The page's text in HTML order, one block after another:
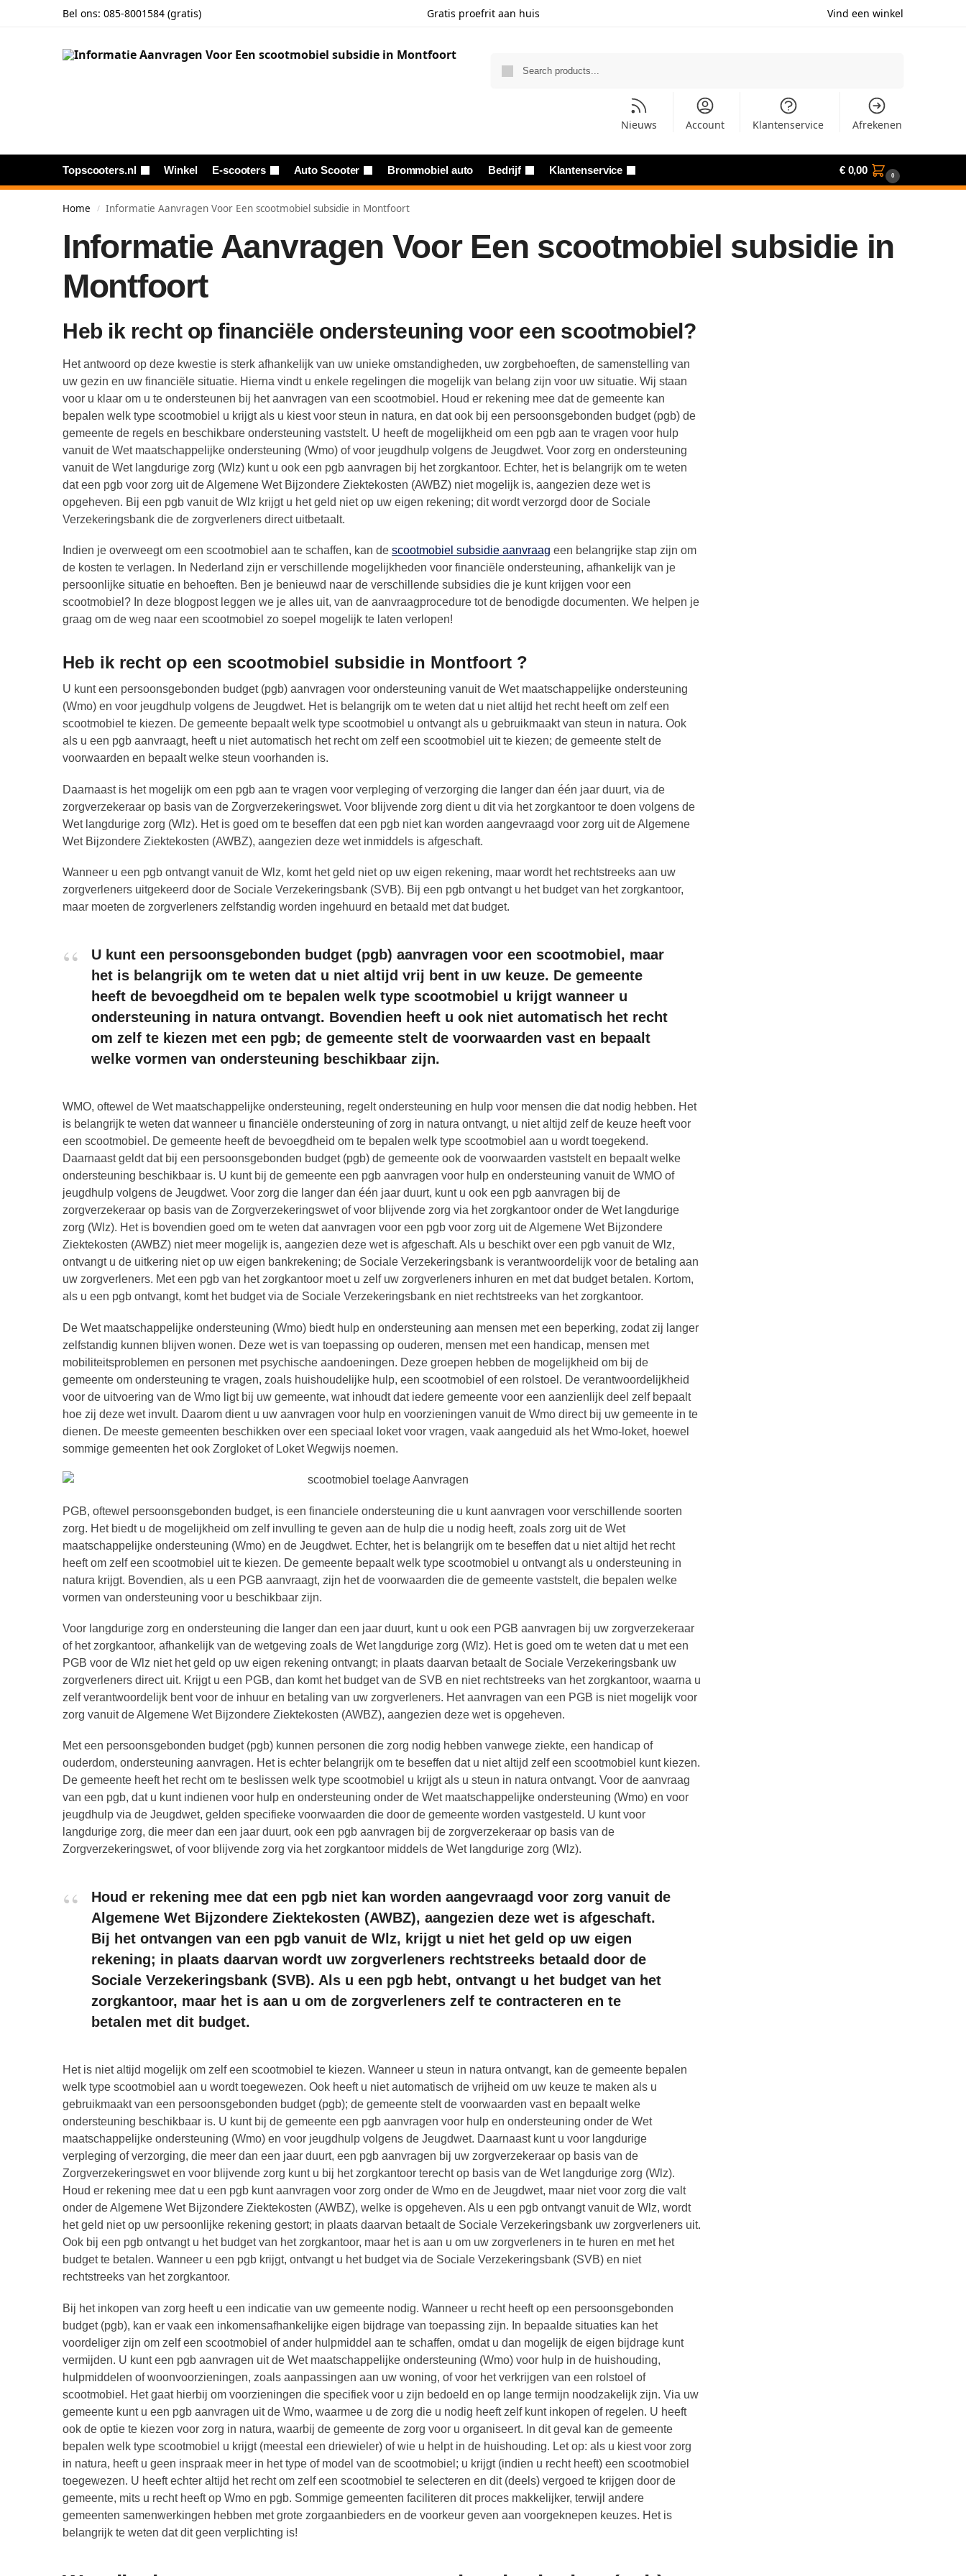
Bel ons: 085-8001584 (gratis) Gratis proefrit aan huis Vind een winkel
Nieuws Account Klantenservice Afrekenen
Topscooters.nl Winkel E-scooters Auto Scooter Brommobiel auto Bedrijf Klantenservice €0,00 0
Home / Informatie Aanvragen Voor Een scootmobiel subsidie in Montfoort
Informatie Aanvragen Voor Een scootmobiel subsidie in
Montfoort
Heb ik recht op financiële ondersteuning voor een scootmobiel?
Het antwoord op deze kwestie is sterk afhankelijk van uw unieke omstandigheden, uw zorgbehoeften, de samenstelling van
uw gezin en uw financiële situatie. Hierna vindt u enkele regelingen die mogelijk van belang zijn voor uw situatie. Wij staan
voor u klaar om u te ondersteunen bij het aanvragen van een scootmobiel. Houd er rekening mee dat de gemeente kan
bepalen welk type scootmobiel u krijgt als u kiest voor steun in natura, en dat ook bij een persoonsgebonden budget (pgb) de
gemeente de regels en beschikbare ondersteuning vaststelt. U heeft de mogelijkheid om een pgb aan te vragen voor hulp
vanuit de Wet maatschappelijke ondersteuning (Wmo) of voor jeugdhulp volgens de Jeugdwet. Voor zorg en ondersteuning
vanuit de Wet langdurige zorg (Wlz) kunt u ook een pgb aanvragen bij het zorgkantoor. Echter, het is belangrijk om te weten
dat een pgb voor zorg uit de Algemene Wet Bijzondere Ziektekosten (AWBZ) niet mogelijk is, aangezien deze wet is
opgeheven. Bij een pgb vanuit de Wlz krijgt u het geld niet op uw eigen rekening; dit wordt verzorgd door de Sociale
Verzekeringsbank die de zorgverleners direct uitbetaalt.
Indien je overweegt om een scootmobiel aan te schaffen, kan de scootmobiel subsidie aanvraag een belangrijke stap zijn om
de kosten te verlagen. In Nederland zijn er verschillende mogelijkheden voor financiële ondersteuning, afhankelijk van je
persoonlijke situatie en behoeften. Ben je benieuwd naar de verschillende subsidies die je kunt krijgen voor een
scootmobiel? In deze blogpost leggen we je alles uit, van de aanvraagprocedure tot de benodigde documenten. We helpen je
graag om de weg naar een scootmobiel zo soepel mogelijk te laten verlopen!
Heb ik recht op een scootmobiel subsidie in Montfoort ?
U kunt een persoonsgebonden budget (pgb) aanvragen voor ondersteuning vanuit de Wet maatschappelijke ondersteuning
(Wmo) en voor jeugdhulp volgens de Jeugdwet. Het is belangrijk om te weten dat u niet altijd het recht heeft om zelf een
scootmobiel te kiezen. De gemeente bepaalt welk type scootmobiel u ontvangt als u gebruikmaakt van steun in natura. Ook
als u een pgb aanvraagt, heeft u niet automatisch het recht om zelf een scootmobiel uit te kiezen; de gemeente stelt de
voorwaarden en bepaalt welke steun voorhanden is.
Daarnaast is het mogelijk om een pgb aan te vragen voor verpleging of verzorging die langer dan één jaar duurt, via de
zorgverzekeraar op basis van de Zorgverzekeringswet. Voor blijvende zorg dient u dit via het zorgkantoor te doen volgens de
Wet langdurige zorg (Wlz). Het is goed om te beseffen dat een pgb niet kan worden aangevraagd voor zorg uit de Algemene
Wet Bijzondere Ziektekosten (AWBZ), aangezien deze wet inmiddels is afgeschaft.
Wanneer u een pgb ontvangt vanuit de Wlz, komt het geld niet op uw eigen rekening, maar wordt het rechtstreeks aan uw
zorgverleners uitgekeerd door de Sociale Verzekeringsbank (SVB). Bij een pgb ontvangt u het budget van het zorgkantoor,
maar moeten de zorgverleners zelfstandig worden ingehuurd en betaald met dat budget.
U kunt een persoonsgebonden budget (pgb) aanvragen voor een scootmobiel, maar
het is belangrijk om te weten dat u niet altijd vrij bent in uw keuze. De gemeente
heeft de bevoegdheid om te bepalen welk type scootmobiel u krijgt wanneer u
ondersteuning in natura ontvangt. Bovendien heeft u ook niet automatisch het recht
om zelf te kiezen met een pgb; de gemeente stelt de voorwaarden vast en bepaalt
welke vormen van ondersteuning beschikbaar zijn.
WMO, oftewel de Wet maatschappelijke ondersteuning, regelt ondersteuning en hulp voor mensen die dat nodig hebben. Het
is belangrijk te weten dat wanneer u financiële ondersteuning of zorg in natura ontvangt, u niet altijd zelf de keuze heeft voor
een scootmobiel. De gemeente heeft de bevoegdheid om te bepalen welk type scootmobiel aan u wordt toegekend.
Daarnaast geldt dat bij een persoonsgebonden budget (pgb) de gemeente ook de voorwaarden vaststelt en bepaalt welke
ondersteuning beschikbaar is. U kunt bij de gemeente een pgb aanvragen voor hulp en ondersteuning vanuit de WMO of
jeugdhulp volgens de Jeugdwet. Voor zorg die langer dan één jaar duurt, kunt u ook een pgb aanvragen bij de
zorgverzekeraar op basis van de Zorgverzekeringswet of voor blijvende zorg via het zorgkantoor onder de Wet langdurige
zorg (Wlz). Het is bovendien goed om te weten dat aanvragen voor een pgb voor zorg uit de Algemene Wet Bijzondere
Ziektekosten (AWBZ) niet meer mogelijk is, aangezien deze wet is afgeschaft. Als u beschikt over een pgb vanuit de Wlz,
ontvangt u de uitkering niet op uw eigen bankrekening; de Sociale Verzekeringsbank is verantwoordelijk voor de betaling aan
uw zorgverleners. Met een pgb van het zorgkantoor moet u zelf uw zorgverleners inhuren en met dat budget betalen. Kortom,
als u een pgb ontvangt, komt het budget via de Sociale Verzekeringsbank en niet rechtstreeks van het zorgkantoor.
De Wet maatschappelijke ondersteuning (Wmo) biedt hulp en ondersteuning aan mensen met een beperking, zodat zij langer
zelfstandig kunnen blijven wonen. Deze wet is van toepassing op ouderen, mensen met een handicap, mensen met
mobiliteitsproblemen en personen met psychische aandoeningen. Deze groepen hebben de mogelijkheid om bij de
gemeente om ondersteuning te vragen, zoals huishoudelijke hulp, een scootmobiel of een rolstoel. De verantwoordelijkheid
voor de uitvoering van de Wmo ligt bij uw gemeente, wat inhoudt dat iedere gemeente voor een aanzienlijk deel zelf bepaalt
hoe zij deze wet invult. Daarom dient u uw aanvragen voor hulp en voorzieningen vanuit de Wmo direct bij uw gemeente in te
dienen. De meeste gemeenten beschikken over een speciaal loket voor vragen, vaak aangeduid als het Wmo-loket, hoewel
sommige gemeenten het ook Zorgloket of Loket Wegwijs noemen.
PGB, oftewel persoonsgebonden budget, is een financiele ondersteuning die u kunt aanvragen voor verschillende soorten
zorg. Het biedt u de mogelijkheid om zelf invulling te geven aan de hulp die u nodig heeft, zoals zorg uit de Wet
maatschappelijke ondersteuning (Wmo) en de Jeugdwet. Echter, het is belangrijk om te beseffen dat u niet altijd het recht
heeft om zelf een scootmobiel uit te kiezen. De gemeente bepaalt welk type scootmobiel u ontvangt als u ondersteuning in
natura krijgt. Bovendien, als u een PGB aanvraagt, zijn het de voorwaarden die de gemeente vaststelt, die bepalen welke
vormen van ondersteuning voor u beschikbaar zijn.
Voor langdurige zorg en ondersteuning die langer dan een jaar duurt, kunt u ook een PGB aanvragen bij uw zorgverzekeraar
of het zorgkantoor, afhankelijk van de wetgeving zoals de Wet langdurige zorg (Wlz). Het is goed om te weten dat u met een
PGB voor de Wlz niet het geld op uw eigen rekening ontvangt; in plaats daarvan betaalt de Sociale Verzekeringsbank uw
zorgverleners direct uit. Krijgt u een PGB, dan komt het budget van de SVB en niet rechtstreeks van het zorgkantoor, waarna u
zelf verantwoordelijk bent voor de inhuur en betaling van uw zorgverleners. Het aanvragen van een PGB is niet mogelijk voor
zorg vanuit de Algemene Wet Bijzondere Ziektekosten (AWBZ), aangezien deze wet is opgeheven.
Met een persoonsgebonden budget (pgb) kunnen personen die zorg nodig hebben vanwege ziekte, een handicap of
ouderdom, ondersteuning aanvragen. Het is echter belangrijk om te beseffen dat u niet altijd zelf een scootmobiel kunt kiezen.
De gemeente heeft het recht om te beslissen welk type scootmobiel u krijgt als u steun in natura ontvangt. Voor de aanvraag
van een pgb, dat u kunt indienen voor hulp en ondersteuning onder de Wet maatschappelijke ondersteuning (Wmo) en voor
jeugdhulp via de Jeugdwet, gelden specifieke voorwaarden die door de gemeente worden vastgesteld. U kunt voor
langdurige zorg, die meer dan een jaar duurt, ook een pgb aanvragen bij de zorgverzekeraar op basis van de
Zorgverzekeringswet, of voor blijvende zorg via het zorgkantoor middels de Wet langdurige zorg (Wlz).
Houd er rekening mee dat een pgb niet kan worden aangevraagd voor zorg vanuit de
Algemene Wet Bijzondere Ziektekosten (AWBZ), aangezien deze wet is afgeschaft.
Bij het ontvangen van een pgb vanuit de Wlz, krijgt u niet het geld op uw eigen
rekening; in plaats daarvan wordt uw zorgverleners rechtstreeks betaald door de
Sociale Verzekeringsbank (SVB). Als u een pgb hebt, ontvangt u het budget van het
zorgkantoor, maar het is aan u om de zorgverleners zelf te contracteren en te
betalen met dit budget.
Het is niet altijd mogelijk om zelf een scootmobiel te kiezen. Wanneer u steun in natura ontvangt, kan de gemeente bepalen
welk type scootmobiel aan u wordt toegewezen. Ook heeft u niet automatisch de vrijheid om uw keuze te maken als u
gebruikmaakt van een persoonsgebonden budget (pgb); de gemeente stelt de voorwaarden vast en bepaalt welke
ondersteuning beschikbaar is. U kunt bij de gemeente een pgb aanvragen voor hulp en ondersteuning onder de Wet
maatschappelijke ondersteuning (Wmo) en voor jeugdhulp volgens de Jeugdwet. Daarnaast kunt u voor langdurige
verpleging of verzorging, die meer dan een jaar duurt, een pgb aanvragen bij uw zorgverzekeraar op basis van de
Zorgverzekeringswet en voor blijvende zorg kunt u bij het zorgkantoor terecht op basis van de Wet langdurige zorg (Wlz).
Houd er rekening mee dat u een pgb kunt aanvragen voor zorg onder de Wmo en de Jeugdwet, maar niet voor zorg die valt
onder de Algemene Wet Bijzondere Ziektekosten (AWBZ), welke is opgeheven. Als u een pgb ontvangt vanuit de Wlz, wordt
het geld niet op uw persoonlijke rekening gestort; in plaats daarvan betaalt de Sociale Verzekeringsbank uw zorgverleners uit.
Ook bij een pgb ontvangt u het budget van het zorgkantoor, maar het is aan u om uw zorgverleners in te huren en met het
budget te betalen. Wanneer u een pgb krijgt, ontvangt u het budget via de Sociale Verzekeringsbank (SVB) en niet
rechtstreeks van het zorgkantoor.
Bij het inkopen van zorg heeft u een indicatie van uw gemeente nodig. Wanneer u recht heeft op een persoonsgebonden
budget (pgb), kan er vaak een inkomensafhankelijke eigen bijdrage van toepassing zijn. In bepaalde situaties kan het
voordeliger zijn om zelf een scootmobiel of ander hulpmiddel aan te schaffen, omdat u dan mogelijk de eigen bijdrage kunt
vermijden. U kunt een pgb aanvragen uit de Wet maatschappelijke ondersteuning (Wmo) voor hulp in de huishouding,
hulpmiddelen of woonvoorzieningen, zoals aanpassingen aan uw woning, of voor het verkrijgen van een rolstoel of
scootmobiel. Het gaat hierbij om voorzieningen die specifiek voor u zijn bedoeld en op lange termijn noodzakelijk zijn. Via uw
gemeente kunt u een pgb aanvragen uit de Wmo, waarmee u de zorg die u nodig heeft zelf kunt inkopen of regelen. U heeft
ook de optie te kiezen voor zorg in natura, waarbij de gemeente de zorg voor u organiseert. In dit geval kan de gemeente
bepalen welk type scootmobiel u krijgt (meestal een driewieler) of wie u helpt in de huishouding. Let op: als u kiest voor zorg
in natura, heeft u geen inspraak meer in het type of model van de scootmobiel; u krijgt (indien u recht heeft) een scootmobiel
toegewezen. U heeft echter altijd het recht om zelf een scootmobiel te selecteren en dit (deels) vergoed te krijgen door de
gemeente, mits u recht heeft op Wmo en pgb. Sommige gemeenten faciliteren dit proces makkelijker, terwijl andere
gemeenten samenwerkingen hebben met grote zorgaanbieders en de voorkeur geven aan voorgeknepen keuzes. Het is
belangrijk te weten dat dit geen verplichting is!